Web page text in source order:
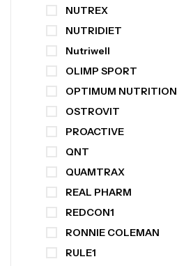
NUTREX
NUTRIDIET
Nutriwell
OLIMP SPORT
OPTIMUM NUTRITION
OSTROVIT
PROACTIVE
QNT
QUAMTRAX
REAL PHARM
REDCON1
RONNIE COLEMAN
RULE1